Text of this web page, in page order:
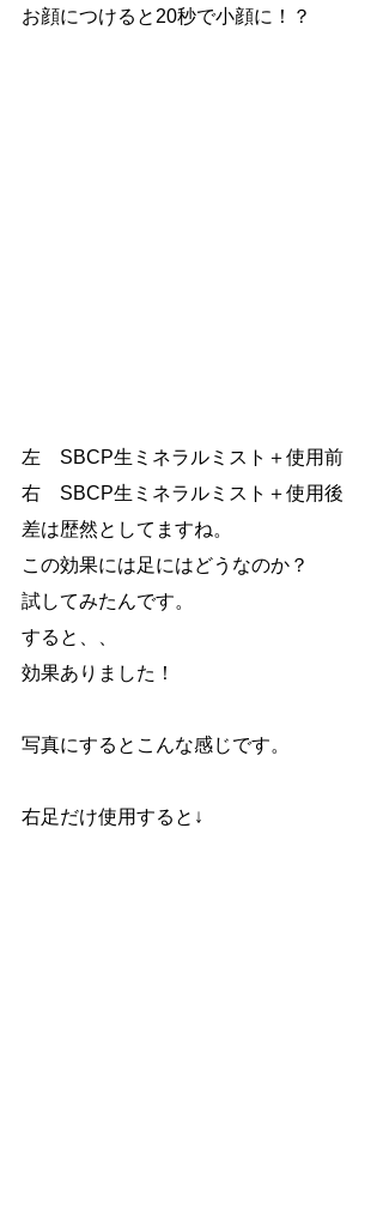
お顔につけると20秒で小顔に！？
左　SBCP生ミネラルミスト＋使用前
右　SBCP生ミネラルミスト＋使用後
差は歴然としてますね。
この効果には足にはどうなのか？
試してみたんです。
すると、、
効果ありました！
写真にするとこんな感じです。
右足だけ使用すると↓